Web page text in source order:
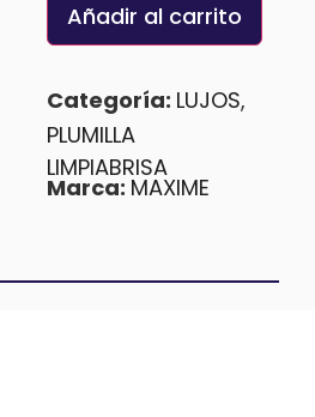
Añadir al carrito
Categoría: LUJOS,
PLUMILLA
LIMPIABRISA
Marca: MAXIME